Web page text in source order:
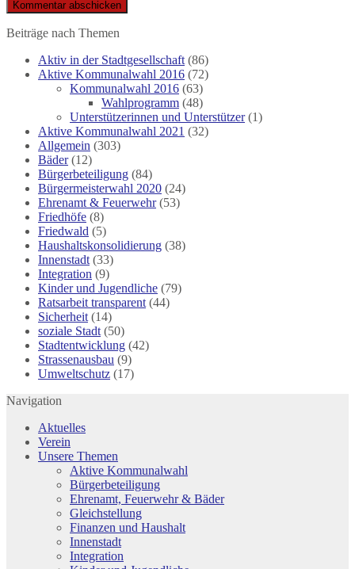
Beiträge nach Themen
Aktiv in der Stadtgesellschaft (86)
Aktive Kommunalwahl 2016 (72)
Kommunalwahl 2016 (63)
Wahlprogramm (48)
Unterstützerinnen und Unterstützer(1)
Aktive Kommunalwahl 2021 (32)
Allgemein (303)
Bäder(12)
Bürgerbeteiligung (84)
Bürgermeisterwahl 2020 (24)
Ehrenamt & Feuerwehr(53)
Friedhöfe (8)
Friedwald (5)
Haushaltskonsolidierung (38)
Innenstadt (33)
Integration (9)
Kinder und Jugendliche (79)
Ratsarbeit transparent (44)
Sicherheit (14)
soziale Stadt (50)
Stadtentwicklung (42)
Strassenausbau (9)
Umweltschutz (17)
Navigation
Aktuelles
Verein
Unsere Themen
Aktive Kommunalwahl
Bürgerbeteiligung
Ehrenamt, Feuerwehr & Bäder
Gleichstellung
Finanzen und Haushalt
Innenstadt
Integration